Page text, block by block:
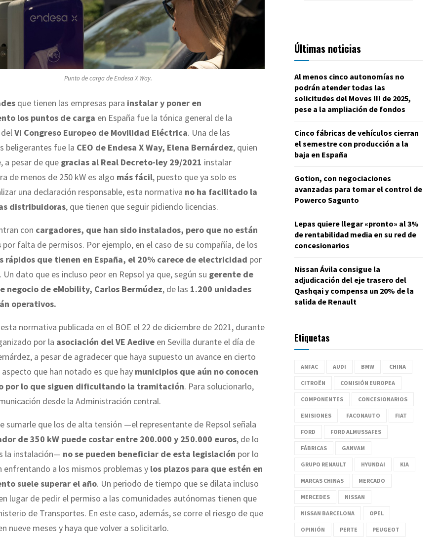
Punto de carga de Endesa X Way.
que tienen las empresas para instalar y poner en
los puntos de carga en España fue la tónica general de la
VI Congreso Europeo de Movilidad Eléctrica. Una de las
beligerantes fue la CEO de Endesa X Way, Elena Bernárdez, quien
a pesar de que gracias al Real Decreto-ley 29/2021 instalar
de menos de 250 kW es algo más fácil, puesto que ya solo es
una declaración responsable, esta normativa no ha facilitado la
distribuidoras, que tienen que seguir pidiendo licencias.
con cargadores, que han sido instalados, pero que no están
por falta de permisos. Por ejemplo, en el caso de su compañía, de los
rápidos que tienen en España, el 20% carece de electricidad por
dato que es incluso peor en Repsol ya que, según su gerente de
negocio de eMobility, Carlos Bermúdez, de las 1.200 unidades
operativos.
normativa publicada en el BOE el 22 de diciembre de 2021, durante
por la asociación del VE Aedive en Sevilla durante el día de
a pesar de agradecer que haya supuesto un avance en cierto
que han notado es que hay municipios que aún no conocen
por lo que siguen dificultando la tramitación. Para solucionarlo,
desde la Administración central.
sumarle que los de alta tensión —el representante de Repsol señala
de 350 kW puede costar entre 200.000 y 250.000 euros, de lo
la instalación— no se pueden beneficiar de esta legislación por lo
enfrentando a los mismos problemas y los plazos para que estén en
suele superar el año. Un periodo de tiempo que se dilata incluso
lugar de pedir el permiso a las comunidades autónomas tienen que
de Transportes. En este caso, además, se corre el riesgo de que
nueve meses y haya que volver a solicitarlo.
Últimas noticias
Al menos cinco autonomías no
podrán atender todas las
solicitudes del Moves III de 2025,
pese a la ampliación de fondos
Cinco fábricas de vehículos cierran
el semestre con producción a la
baja en España
Gotion, con negociaciones
avanzadas para tomar el control de
Powerco Sagunto
Lepas quiere llegar «pronto» al 3%
de rentabilidad media en su red de
concesionarios
Nissan Ávila consigue la
adjudicación del eje trasero del
Qashqai y compensa un 20% de la
salida de Renault
Etiquetas
ANFAC AUDI BMW CHINA
CITROËN COMISIÓN EUROPEA
COMPONENTES CONCESIONARIOS
EMISIONES FACONAUTO FIAT
FORD FORD ALMUSSAFES
FÁBRICAS GANVAM
GRUPO RENAULT HYUNDAI KIA
MARCAS CHINAS MERCADO
MERCEDES NISSAN
NISSAN BARCELONA OPEL
OPINIÓN PERTE PEUGEOT